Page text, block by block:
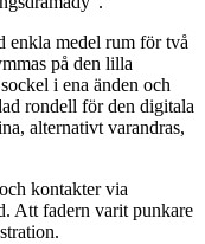
enkla medel rum för två
på den lilla
i ena änden och
rondell för den digitala
alternativt varandras,
kontakter via
Att fadern varit punkare